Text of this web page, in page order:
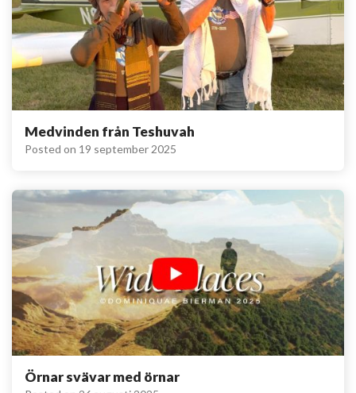
Medvinden från Teshuvah
Posted on 19 september 2025
Örnar svävar med örnar